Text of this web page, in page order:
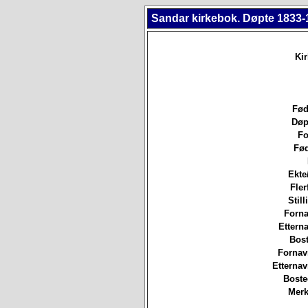
Sandar kirkebok. Døpte 1833-